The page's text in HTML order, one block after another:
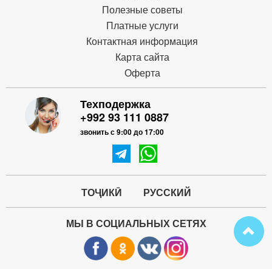
Полезные советы
Платные услуги
Контактная информация
Карта сайта
Оферта
Техподержка
+992 93 111 0887
звонить с 9:00 до 17:00
ТОҶИКӢ РУССКИЙ
МЫ В СОЦИАЛЬНЫХ СЕТЯХ